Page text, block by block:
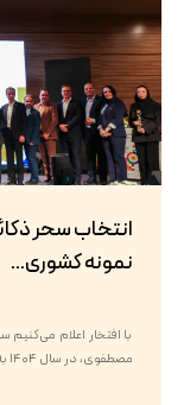
انتخاب سحر
نمونه کشوری...
با افتخار اعلام می‌کنیم
مصطفوی، در سال ۱۴۰۴ به...